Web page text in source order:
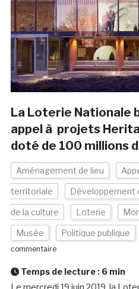
La Loterie Nationale
appel à projets
doté de 100 millions
Aménagement de lieu
territoriale Développement
de la culture Loterie
Musée Politique publique
commentaire
Temps de lecture : 6 min